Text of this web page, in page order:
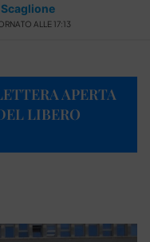
ALLE 17:13
APERTA
LIBERO